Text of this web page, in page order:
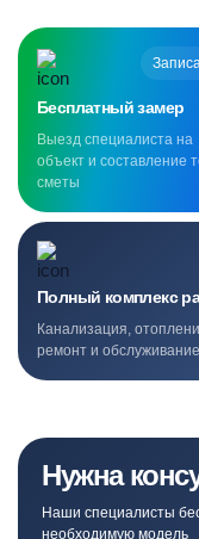
Бесплатный замер
Выезд специалиста на
объект и составление
сметы
Полный комплекс
Канализация,
ремонт и обслуживание
Нужна
Наши специалисты
необходимую модель